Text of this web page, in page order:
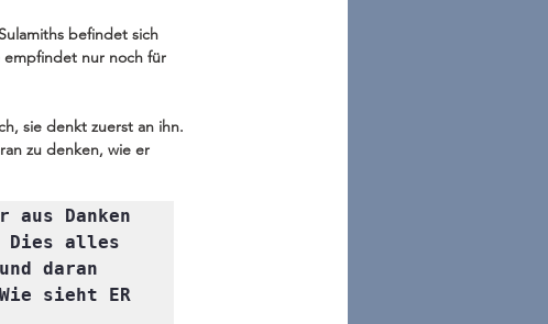
befindet sich
nur noch für
sie denkt zuerst an ihn.
zu denken, wie er
Danken
Dies alles
daran
sieht ER